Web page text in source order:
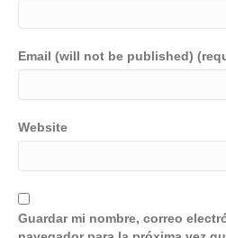
Email (will not be published)
Website
Guardar mi nombre, correo